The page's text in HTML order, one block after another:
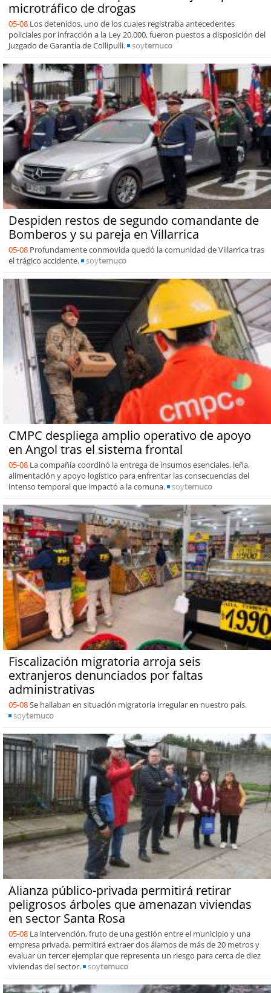
microtráfico de drogas
05-08 Los detenidos, uno de los cuales registraba antecedentes
policiales por infracción a la Ley 20.000, fueron puestos a disposición del
Juzgado de Garantía de Collipulli.
soytemuco
Despiden restos de segundo comandante de
Bomberos y su pareja en Villarrica
05-08 Profundamente conmovida quedó la comunidad de Villarrica tras
el trágico accidente.
soytemuco
CMPC despliega amplio operativo de apoyo
en Angol tras el sistema frontal
05-08 La compañía coordinó la entrega de insumos esenciales, leña,
alimentación y apoyo logístico para enfrentar las consecuencias del
intenso temporal que impactó a la comuna.
soytemuco
Fiscalización migratoria arroja seis
extranjeros denunciados por faltas
administrativas
05-08Se hallaban en situación migratoria irregular en nuestro país.
soytemuco
Alianza público-privada permitirá retirar
peligrosos árboles que amenazan viviendas
en sector Santa Rosa
05-08 La intervención, fruto de una gestión entre el municipio y una
empresa privada, permitirá extraer dos álamos de más de 20 metros y
evaluar un tercer ejemplar que representa un riesgo para cerca de diez
viviendas del sector.
soytemuco